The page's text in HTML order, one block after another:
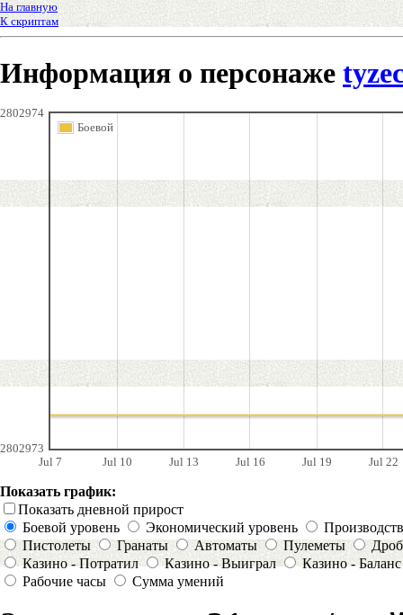
На главную
К скриптам
Информация о персонаже
Jul 7 Jul 10 Jul 13 Jul 16 Jul 19 Jul 22
2802973
2802974
Боевой
Показать график:
Показать дневной прирост
Боевой уровень
Экономический уровень
Пистолеты
Гранаты Автоматы Пулеметы
Казино - Потратил
Казино - Выиграл
Казино - Баланс
Рабочие часы
Сумма умений